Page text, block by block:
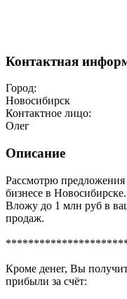
Контактная
Город:
Новосибирск
Контактное лицо:
Олег
Описание
Рассмотрю
бизнесе в Новосибирске.
Вложу до 1 млн руб в
продаж.
Кроме денег, Вы
прибыли за счёт: